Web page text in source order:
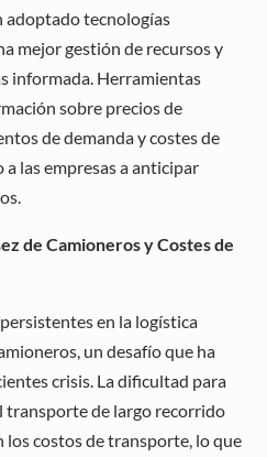
adoptado tecnologías
mejor gestión de recursos y
informada. Herramientas
sobre precios de
de demanda y costes de
las empresas a anticipar
de Camioneros y Costes de
en la logística
un desafío que ha
crisis. La dificultad para
transporte de largo recorrido
los costos de transporte, lo que